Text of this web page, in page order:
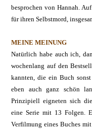
besprochen von Hannah.
für ihren Selbstmord,
MEINE MEINUNG
Natürlich habe auch ich,
wochenlang auf den
kannten, die ein Buch
eben auch ganz schön
Prinzipiell eigneten sich
eine Serie mit 13 Folgen.
Verfilmung eines Buches